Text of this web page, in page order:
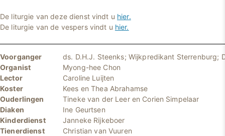
De liturgie van deze dienst vindt u hier.
De liturgie van de vespers vindt u hier.
Voorganger
ds. D.H.J. Steenks; Wijkpredikant Sterrenburg;
Organist
Myong-hee Chon
Lector
Caroline Luijten
Koster
Kees en Thea Abrahamse
Ouderlingen
Tineke van der Leer en Corien Simpelaar
Diaken
Ine Geurtsen
Kinderdienst
Janneke Rijkeboer
Tienerdienst
Christian van Vuuren